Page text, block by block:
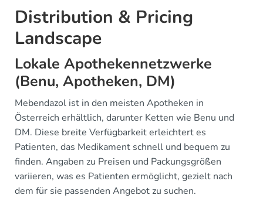
Distribution & Pricing
Landscape
Lokale Apothekennetzwerke
(Benu, Apotheken, DM)
Mebendazol ist in den meisten Apotheken in
Österreich erhältlich, darunter Ketten wie Benu und
DM. Diese breite Verfügbarkeit erleichtert es
Patienten, das Medikament schnell und bequem zu
finden. Angaben zu Preisen und Packungsgrößen
variieren, was es Patienten ermöglicht, gezielt nach
dem für sie passenden Angebot zu suchen.